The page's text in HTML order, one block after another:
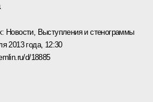
Новости, Выступления и стенограммы
2013 года, 12:30
d/18885